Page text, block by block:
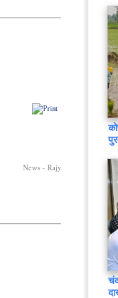
News - Rajy